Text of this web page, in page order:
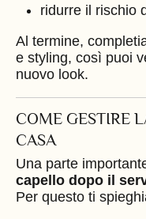
ridurre il rischio
Al termine,
e styling, così puoi
nuovo look.
COME GESTIRE
CASA
Una parte
capello dopo il
Per questo ti